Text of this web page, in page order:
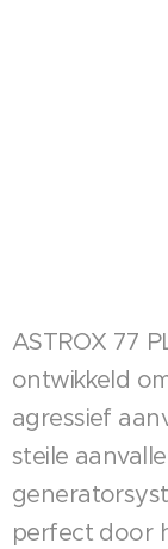
ASTROX 77
ontwikkeld
agressief
steile
perfect door